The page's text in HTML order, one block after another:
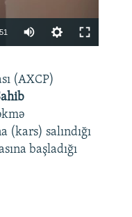
360p
720p
1080p
(AXCP)
(kars) salındığı
başladığı